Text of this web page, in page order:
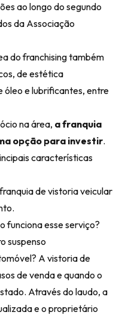
ao longo do segundo
daAssociação
do franchisingtambém
de estética
e lubrificantes, entre
na área, a franquia
opção para investir.
características
de vistoria veicular
funciona esse serviço?
A vistoria de
de venda e quando o
Através do laudo, a
e o proprietário